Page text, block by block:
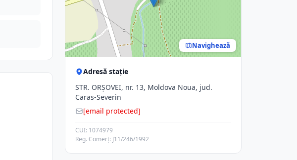
Navighează
Adresă stație
STR. ORŞOVEI, nr. 13, Moldova Noua, jud.
Caras-Severin
[email protected]
CUI: 1074979
Reg. Comerț: J11/246/1992